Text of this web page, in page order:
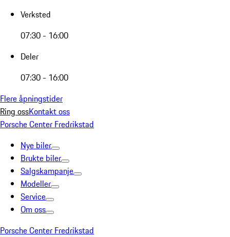
Verksted
07:30 - 16:00
Deler
07:30 - 16:00
Flere åpningstider
Ring ossKontakt oss
Porsche Center Fredrikstad
Nye biler
Brukte biler
Salgskampanje
Modeller
Service
Om oss
Porsche Center Fredrikstad